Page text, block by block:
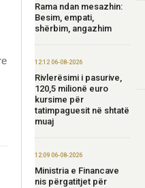
Rama ndan mesazhin:
Besim, empati,
shërbim, angazhim
12:12 06-08-2026
Rivlerësimi i pasurive,
120,5 milionë euro
kursime për
tatimpaguesit në shtatë
muaj
12:09 06-08-2026
Ministria e Financave
nis përgatitjet për